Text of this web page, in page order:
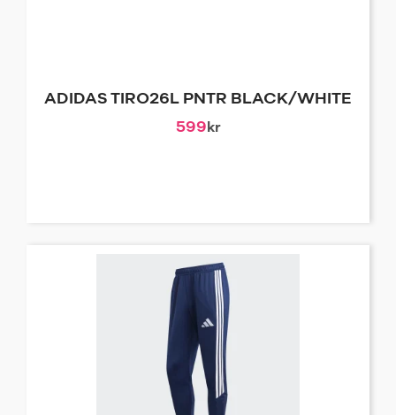
ADIDAS TIRO26L PNTR BLACK/WHITE
599kr